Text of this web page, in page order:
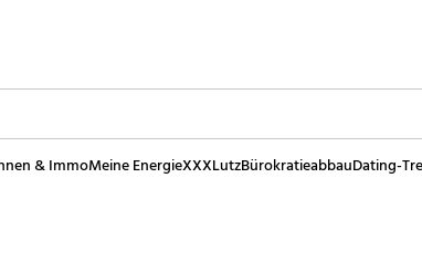
& ImmoMeine EnergieXXXLutzBürokratieabbauDating-